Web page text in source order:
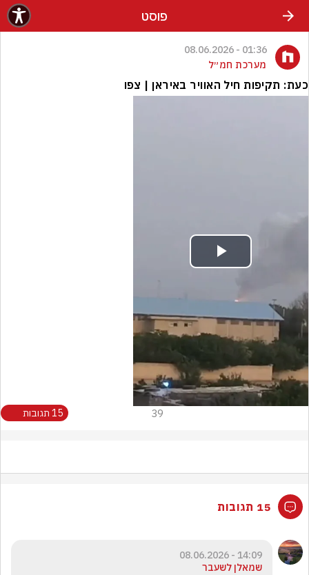
פוסט
01:36 - 08.06.2026
מערכת חמ״ל
כעת: תקיפות חיל האוויר באיראן | צפו
Play
Video
39 15 תגובות
15 תגובות
14:09 - 08.06.2026
שמאלן לשעבר